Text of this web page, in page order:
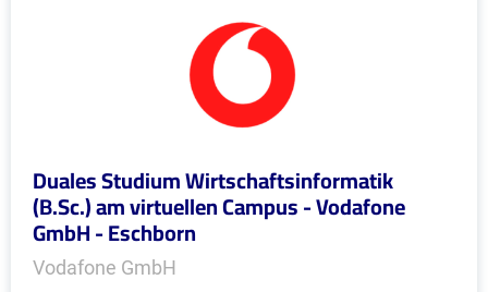
Duales Studium Wirtschaftsinformatik
(B.Sc.) am virtuellen Campus - Vodafone
GmbH - Eschborn
Vodafone GmbH